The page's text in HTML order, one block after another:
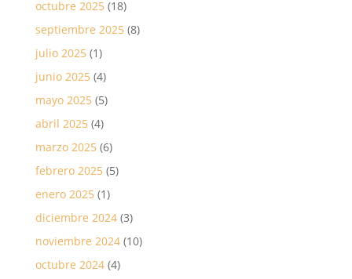
octubre 2025(18)
septiembre 2025(8)
julio 2025(1)
junio 2025(4)
mayo 2025(5)
abril 2025(4)
marzo 2025(6)
febrero 2025(5)
enero 2025(1)
diciembre 2024(3)
noviembre 2024(10)
octubre 2024(4)